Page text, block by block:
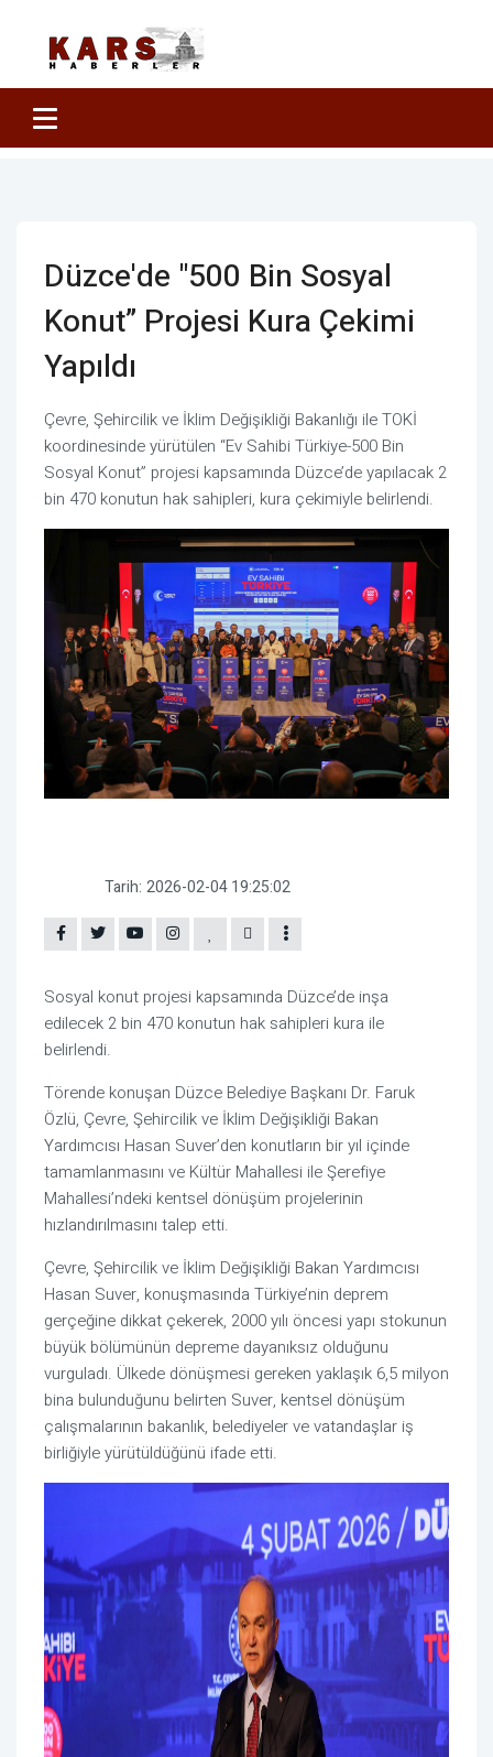
Düzce'de "500 Bin Sosyal
Konut” Projesi Kura Çekimi
Yapıldı
Çevre, Şehircilik ve İklim Değişikliği Bakanlığı ile TOKİ
koordinesinde yürütülen “Ev Sahibi Türkiye-500 Bin
Sosyal Konut” projesi kapsamında Düzce’de yapılacak 2
bin 470 konutun hak sahipleri, kura çekimiyle belirlendi.
Tarih: 2026-02-04 19:25:02
Sosyal konut projesi kapsamında Düzce’de inşa
edilecek 2 bin 470 konutun hak sahipleri kura ile
belirlendi.
Törende konuşan Düzce Belediye Başkanı Dr. Faruk
Özlü, Çevre, Şehircilik ve İklim Değişikliği Bakan
Yardımcısı Hasan Suver’den konutların bir yıl içinde
tamamlanmasını ve Kültür Mahallesi ile Şerefiye
Mahallesi’ndeki kentsel dönüşüm projelerinin
hızlandırılmasını talep etti.
Çevre, Şehircilik ve İklim Değişikliği Bakan Yardımcısı
Hasan Suver, konuşmasında Türkiye’nin deprem
gerçeğine dikkat çekerek, 2000 yılı öncesi yapı stokunun
büyük bölümünün depreme dayanıksız olduğunu
vurguladı. Ülkede dönüşmesi gereken yaklaşık 6,5 milyon
bina bulunduğunu belirten Suver, kentsel dönüşüm
çalışmalarının bakanlık, belediyeler ve vatandaşlar iş
birliğiyle yürütüldüğünü ifade etti.